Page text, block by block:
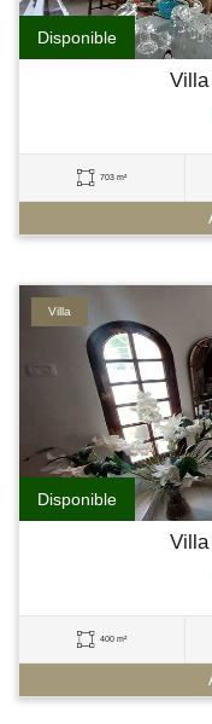
Disponible
703 m²
Disponible
Villa
400 m²